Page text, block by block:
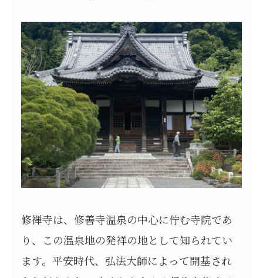
修禅寺は、修善寺温泉の中心に佇む寺院であ
り、この温泉地の発祥の地として知られてい
ます。平安時代、弘法大師によって開基され